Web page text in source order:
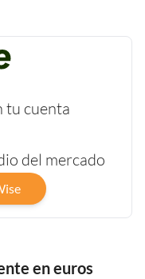
tu cuenta
del mercado
en euros